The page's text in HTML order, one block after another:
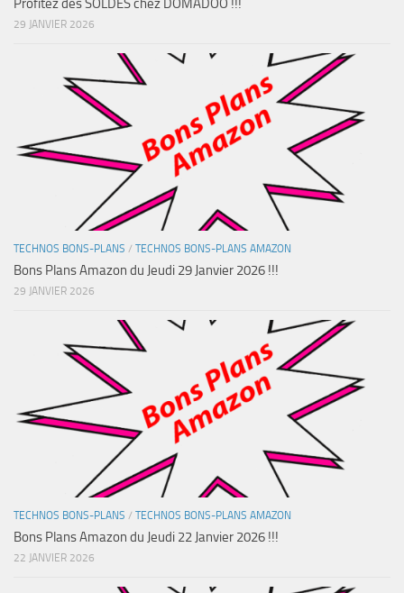
Profitez des SOLDES chez DOMADOO !!!
29 JANVIER 2026
TECHNOS BONS-PLANS / TECHNOS BONS-PLANS AMAZON
Bons Plans Amazon du Jeudi 29 Janvier 2026 !!!
29 JANVIER 2026
TECHNOS BONS-PLANS / TECHNOS BONS-PLANS AMAZON
Bons Plans Amazon du Jeudi 22 Janvier 2026 !!!
22 JANVIER 2026